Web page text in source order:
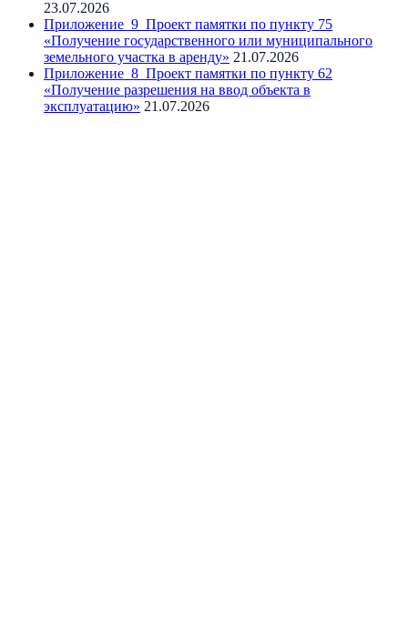
23.07.2026
Приложение_9_Проект памятки по пункту 75
«Получение государственного или муниципального
земельного участка в аренду» 21.07.2026
Приложение_8_Проект памятки по пункту 62
«Получение разрешения на ввод объекта в
эксплуатацию» 21.07.2026